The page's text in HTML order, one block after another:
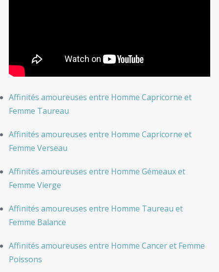
Affinités amoureuses entre Homme Capricorne et
Femme Taureau
Affinités amoureuses entre Homme Capricorne et
Femme Verseau
Affinités amoureuses entre Homme Gémeaux et
Femme Vierge
Affinités amoureuses entre Homme Taureau et
Femme Balance
Affinités amoureuses entre Homme Cancer et Femme
Poissons